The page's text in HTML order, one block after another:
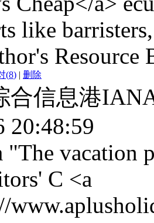
like
(8) | 删除
合信息港
20:48:59
vacation
C <a